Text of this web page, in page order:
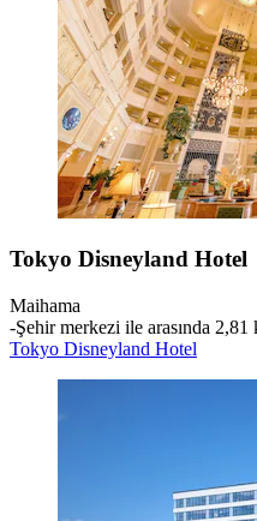
Tokyo Disneyland Hotel
Maihama
‐Şehir merkezi ile arasında 2,81
Tokyo Disneyland Hotel